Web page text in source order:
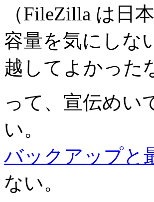
（FileZilla は日
容量を気にしな
越してよかった
って、宣伝めい
い。
バックアップと
ない。